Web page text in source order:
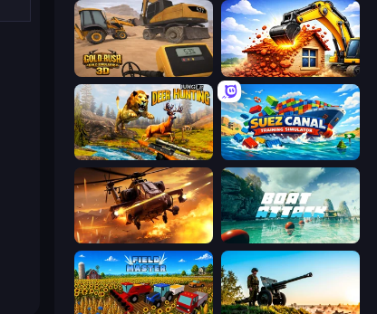
Gold Rush: Gold Simulator 3D City Constructor
Jungle Deer Hunting Suez Canal Training Simulator
Heli Military Base Boat Attack